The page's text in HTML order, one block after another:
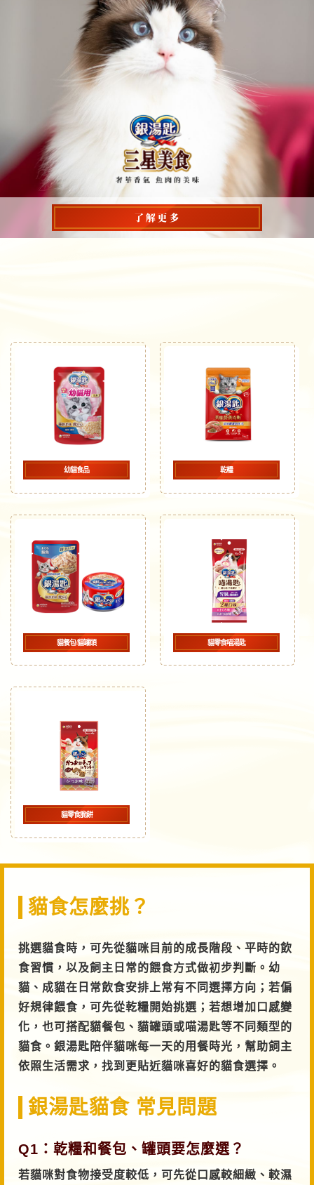
幼貓食品 乾糧
貓餐包/貓罐頭 貓零食喵湯匙
貓零食脆餅
貓食怎麼挑？
挑選貓食時，可先從貓咪目前的成長階段、平時的飲
食習慣，以及飼主日常的餵食方式做初步判斷。幼
貓、成貓在日常飲食安排上常有不同選擇方向；若偏
好規律餵食，可先從乾糧開始挑選；若想增加口感變
化，也可搭配貓餐包、貓罐頭或喵湯匙等不同類型的
貓食。銀湯匙陪伴貓咪每一天的用餐時光，幫助飼主
依照生活需求，找到更貼近貓咪喜好的貓食選擇。
銀湯匙貓食 常見問題
Q1：乾糧和餐包、罐頭要怎麼選？
若貓咪對食物接受度較低，可先從口感較細緻、較濕